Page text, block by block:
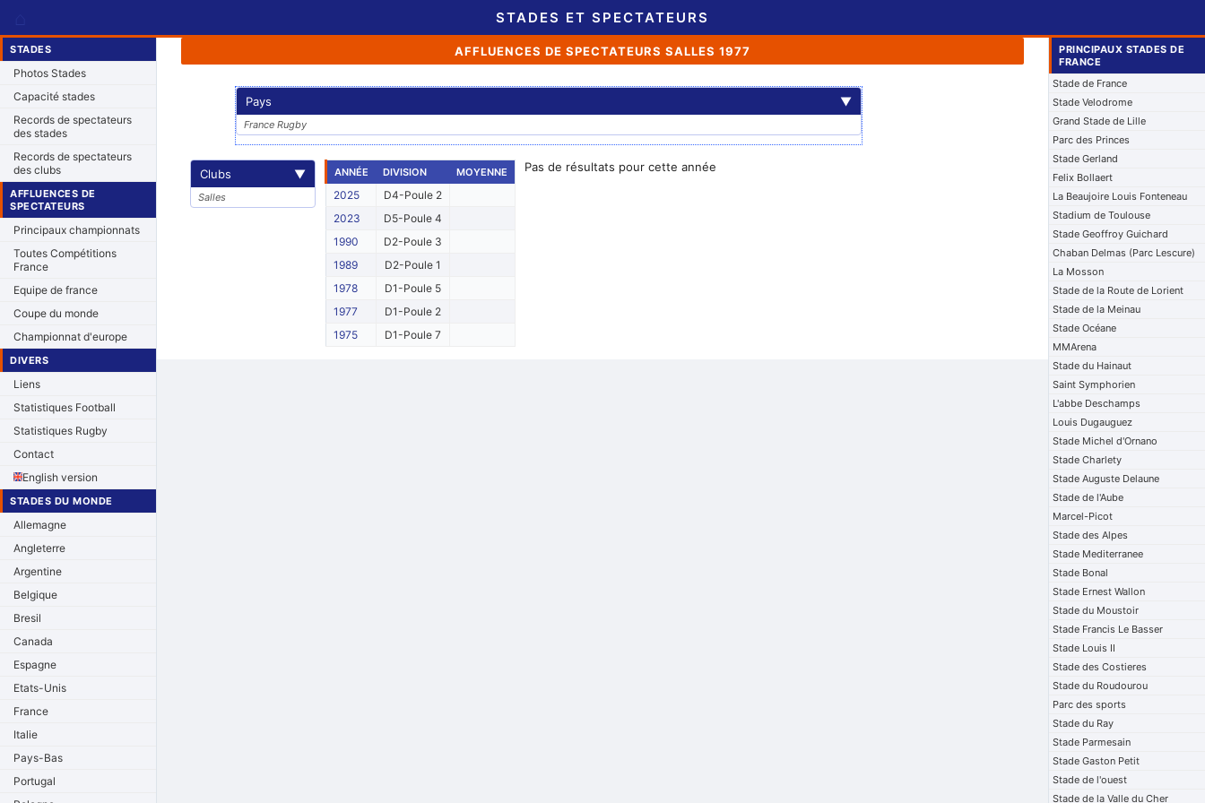
STADES ET SPECTATEURS
STADES
Photos Stades
Capacité stades
Records de spectateurs
des stades
Records de spectateurs
des clubs
AFFLUENCES DE
SPECTATEURS
Principaux championnats
Toutes Compétitions
France
Equipe de france
Coupe du monde
Championnat d'europe
DIVERS
Liens
Statistiques Football
Statistiques Rugby
Contact
English version
STADES DU MONDE
Allemagne
Angleterre
Argentine
Belgique
Bresil
Canada
Espagne
Etats-Unis
France
Italie
Pays-Bas
Portugal
AFFLUENCES DE SPECTATEURS SALLES 1977
Pays ▼
France Rugby
Clubs ▼
Salles
ANNÉE DIVISION MOYENNE
2025
D4-Poule 2
2023
D5-Poule 4
1990
D2-Poule 3
1989
D2-Poule 1
1978
D1-Poule 5
1977
D1-Poule 2
1975
D1-Poule 7
Pas de résultats pour cette année
PRINCIPAUX STADES DE
FRANCE
Stade de France
Stade Velodrome
Grand Stade de Lille
Parc des Princes
Stade Gerland
Felix Bollaert
La Beaujoire Louis Fonteneau
Stadium de Toulouse
Stade Geoffroy Guichard
Chaban Delmas (Parc Lescure)
La Mosson
Stade de la Route de Lorient
Stade de la Meinau
Stade Océane
MMArena
Stade du Hainaut
Saint Symphorien
L'abbe Deschamps
Louis Dugauguez
Stade Michel d'Ornano
Stade Charlety
Stade Auguste Delaune
Stade de l'Aube
Marcel-Picot
Stade des Alpes
Stade Mediterranee
Stade Bonal
Stade Ernest Wallon
Stade du Moustoir
Stade Francis Le Basser
Stade Louis II
Stade des Costieres
Stade du Roudourou
Parc des sports
Stade du Ray
Stade Parmesain
Stade Gaston Petit
Stade de l'ouest
Stade de la Valle du Cher